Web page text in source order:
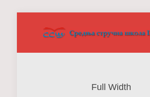
Full Width